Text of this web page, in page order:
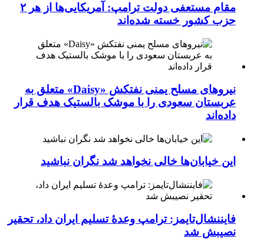
مقام مستعفی دولت ترامپ: آمریکایی‌ها از هر ۲
حزب کشور خسته شده‌اند
نیروهای مسلح یمنی نفتکش «Daisy» متعلق به
عربستان سعودی را با موشک بالستیک هدف قرار
داده‌اند
این خیابان‌ها خالی نخواهد شد نگران نباشید
فایننشال‌تایمز: ترامپ وعدۀ تسلیم ایران داد، تحقیر
نصیبش شد